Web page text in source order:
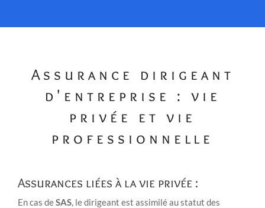
Assurance dirigeant
d'entreprise : vie
privée et vie
professionnelle
Assurances liées à la vie privée :
En cas deSAS, le dirigeant est assimilé au statut des